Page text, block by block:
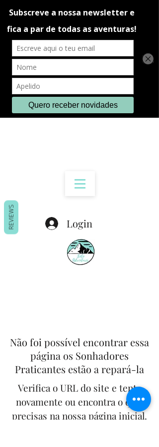
Login
Não foi possível encontrar essa
página os Sonhadores
Praticantes estão a repará-la
Verifica o URL do site e tenta
novamente ou encontra o que
precisas na nossa página inicial.
REVIEWS